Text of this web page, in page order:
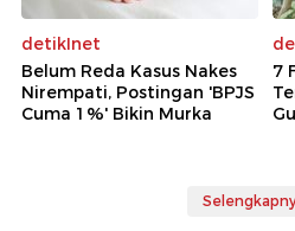
detikInet
Belum Reda Kasus Nakes
Nirempati, Postingan 'BPJS
Cuma 1%' Bikin Murka
7